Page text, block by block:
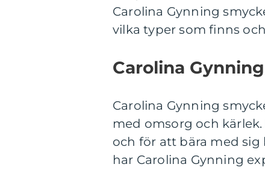
Carolina Gynning
vilka typer som finns
Carolina
Carolina Gynning
med omsorg och
och för att bära med sig
har Carolina Gynning